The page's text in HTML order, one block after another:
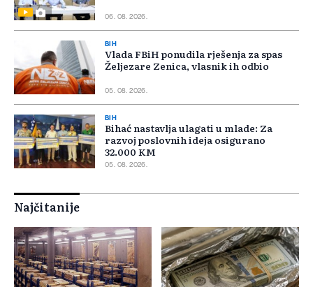
06. 08. 2026.
BIH
Vlada FBiH ponudila rješenja za spas
Željezare Zenica, vlasnik ih odbio
05. 08. 2026.
BIH
Bihać nastavlja ulagati u mlade: Za
razvoj poslovnih ideja osigurano
32.000 KM
05. 08. 2026.
Najčitanije